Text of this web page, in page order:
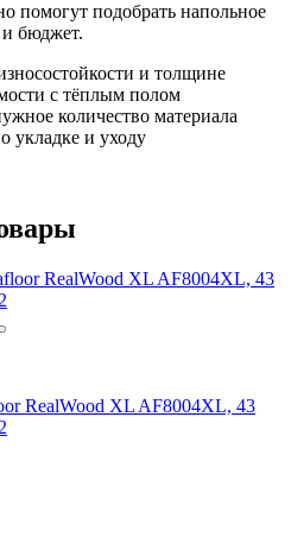
помогут подобрать напольное
бюджет.
и толщине
с тёплым полом
количество материала
укладке и уходу
RealWood XL AF8004XL, 43